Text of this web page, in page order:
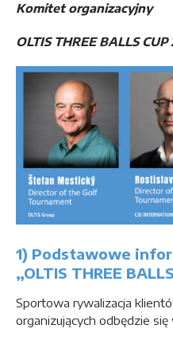
Komitet organizacyjny
OLTIS THREE BALLS
1) Podstawowe
„OLTIS THREE
Sportowa rywalizacja
organizujących odbędzie